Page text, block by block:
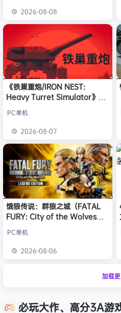
2026-08-08
《铁巢重炮/IRON NEST:
Heavy Turret Simulator》免
PC单机
2026-08-07
饿狼传说：群狼之城（FATAL
FURY: City of the Wolves）
PC单机
2026-08-06
加载
必玩大作、高分3A游